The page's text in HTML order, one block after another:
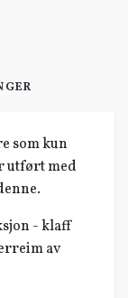
som kun
utført med
- klaff
av